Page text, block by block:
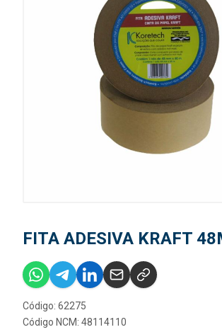
FITA ADESIVA KRAFT
Código: 62275
Código NCM: 48114110